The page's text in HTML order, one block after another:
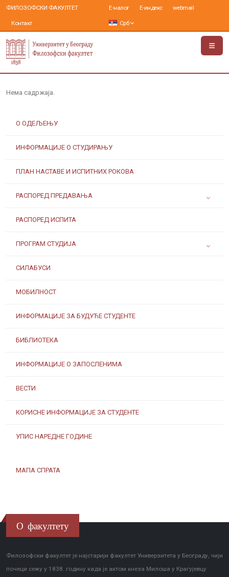
ФИЛОЗОФСКИ ФАКУЛТЕТ
Контакт
Е-налог Е-индекс webmail
Срб
О ОДЕЉЕЊУ
ИНФОРМАЦИЈЕ О СТУДИРАЊУ
ПЛАН НАСТАВЕ И ИСПИТНИХ РОКОВА
РАСПОРЕД ПРЕДАВАЊА
РАСПОРЕД ИСПИТА
ПРОГРАМ СТУДИЈА
СИЛАБУСИ
МОБИЛНОСТ
ИНФОРМАЦИЈЕ ЗА БУДУЋЕ СТУДЕНТЕ
БИБЛИОТЕКА
ИНФОРМАЦИЈЕ О ЗАПОСЛЕНИМА
ВЕСТИ
КОРИСНЕ ИНФОРМАЦИЈЕ ЗА СТУДЕНТЕ
УПИС НАРЕДНЕ ГОДИНЕ
МАПА СПРАТА
Нема садржаја.
О факултету
Филозофски факултет је најстарији факултет Универзитета у Београду, чији
почеци сежу у 1838. годину када је актом кнеза Милоша у Крагујевцу